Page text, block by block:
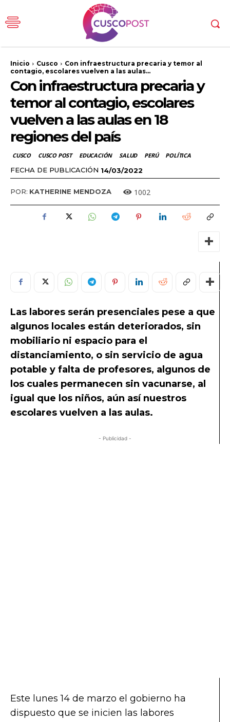
Inicio Cusco
Con infraestructura precaria y temor al
contagio, escolares vuelven a las aulas...
Con infraestructura precaria y
temor al contagio, escolares
vuelven a las aulas en 18
regiones del país
CUSCO CUSCO POST EDUCACIÓN SALUD PERÚ POLÍTICA
FECHA DE PUBLICACIÓN 14/03/2022
POR: KATHERINE MENDOZA 1002
Las labores serán presenciales pese a que
algunos locales están deteriorados, sin
mobiliario ni espacio para el
distanciamiento, o sin servicio de agua
potable y falta de profesores, algunos de
los cuales permanecen sin vacunarse, al
igual que los niños, aún así nuestros
escolares vuelven a las aulas.
- Publicidad -
Este lunes 14 de marzo el gobierno ha
dispuesto que se inicien las labores